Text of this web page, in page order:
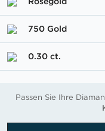
750 Gold
0.30 ct.
Passen Sie Ihre